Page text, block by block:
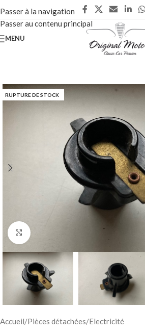
Passer à la navigation
Passer au contenu principal
MENU
RUPTURE DE STOCK
Cliquez pour agrandir
Accueil/Pièces détachées/Electricité